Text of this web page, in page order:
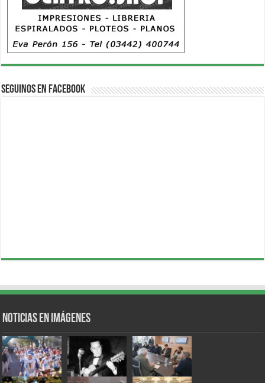
Seguinos en Facebook
Noticias en Imágenes